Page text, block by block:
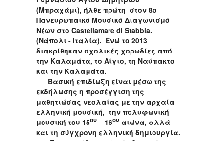
(Μπραχάμι), ήλθε πρώτη στον 8ο
Πανευρωπαϊκό Mουσικό Διαγωνισμό
Νέων στο Castellamare di Stabbia.
(Νάπολι - Ιταλία). Ενώ το 2013
διακρίθηκαν σχολικές χορωδίες από
την Καλαμάτα, το Αίγιο, τη Ναύπακτο
και την Καλαμάτα.
Βασική επιδίωξη είναι μέσω της
εκδήλωσης η προσέγγιση της
μαθητιώσας νεολαίας με την αρχαία
ελληνική μουσική, την πολυφωνική
μουσική του 15ου– 16ου αιώνα, αλλά
και τη σύγχρονη ελληνική δημιουργία.